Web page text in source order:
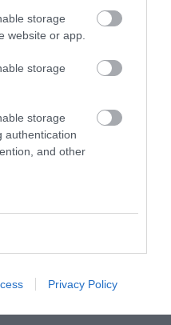
storage
website or app.
storage
storage
authentication
and other
Privacy Policy
blog.com